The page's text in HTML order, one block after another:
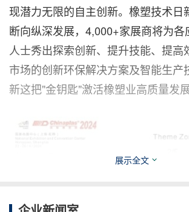
现潜力无限的自主创新。橡塑技术日
断向纵深发展，4,000+家展商将为各
人士秀出探索创新、提升技能、提高
市场的创新环保解决方案及智能生产
新这把"金钥匙"激活橡塑业高质量发
展示全文